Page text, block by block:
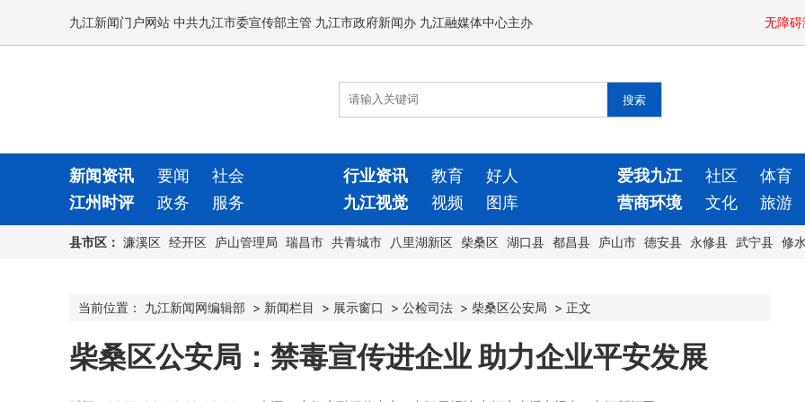
九江新闻门户网站 中共九江市委宣传部主管 九江市政府新闻办 九江融媒体中心主办 无障
新闻资讯 要闻 社会 行业资讯 教育 好人 爱我九江 社区
体育
江州时评
政务 服务 九江视觉 视频 图库 营商环境 文化 旅游
县市区： 濂溪区 经开区 庐山管理局 瑞昌市 共青城市 八里湖新区 柴桑区 湖口县 都昌县 庐山市 德安县 永修县 武宁县 修
当前位置： 九江新闻网编辑部 > 新闻栏目 > 展示窗口 > 公检司法 > 柴桑区公安局 > 正文
柴桑区公安局：禁毒宣传进企业 助力企业平安发展